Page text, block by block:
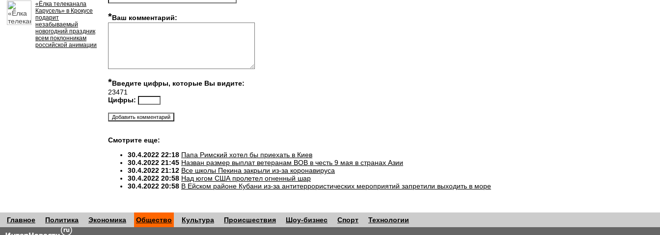
«Ёлка телеканала
Карусель» в Крокусе
подарит
незабываемый
новогодний праздник
всем поклонникам
российской анимации
*Ваш комментарий:
*Введите цифры, которые Вы видите:
23471
Цифры:
Смотрите еще:
30.4.2022 22:18 Папа Римский хотел бы приехать в Киев
30.4.2022 21:45 Назван размер выплат ветеранам ВОВ в честь 9 мая в странах Азии
30.4.2022 21:12 Все школы Пекина закрыли из-за коронавируса
30.4.2022 20:58 Над югом США пролетел огненный шар
30.4.2022 20:58 В Ейском районе Кубани из-за антитеррористических мероприятий запретили выходить в море
Главное Политика Экономика Общество Культура Происшествия Шоу-бизнес Спорт Технологии